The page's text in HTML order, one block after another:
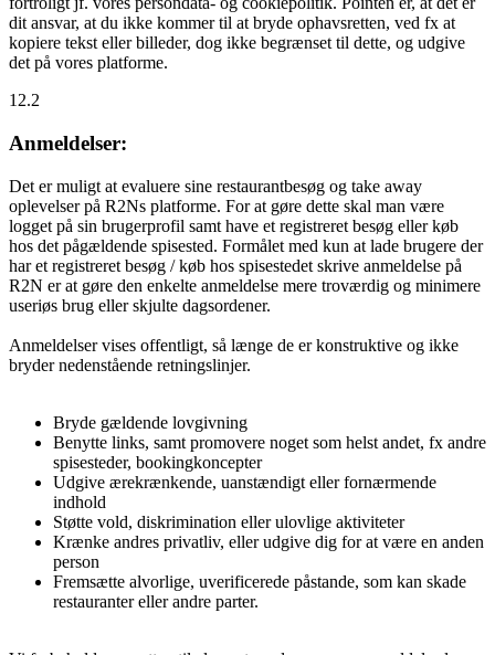
dit ansvar, at du ikke kommer til at bryde ophavsretten, ved fx at
kopiere tekst eller billeder, dog ikke begrænset til dette, og udgive
det på vores platforme.
12.2
Anmeldelser:
Det er muligt at evaluere sine restaurantbesøg og take away
oplevelser på R2Ns platforme. For at gøre dette skal man være
logget på sin brugerprofil samt have et registreret besøg eller køb
hos det pågældende spisested. Formålet med kun at lade brugere der
har et registreret besøg / køb hos spisestedet skrive anmeldelse på
R2N er at gøre den enkelte anmeldelse mere troværdig og minimere
useriøs brug eller skjulte dagsordener.
Anmeldelser vises offentligt, så længe de er konstruktive og ikke
bryder nedenstående retningslinjer.
Bryde gældende lovgivning
Benytte links, samt promovere noget som helst andet, fx andre
spisesteder, bookingkoncepter
Udgive ærekrænkende, uanstændigt eller fornærmende
indhold
Støtte vold, diskrimination eller ulovlige aktiviteter
Krænke andres privatliv, eller udgive dig for at være en anden
person
Fremsætte alvorlige, uverificerede påstande, som kan skade
restauranter eller andre parter.